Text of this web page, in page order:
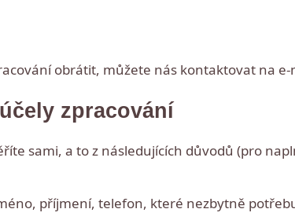
obrátit, můžete nás kontaktovat na e-
zpracování
sami, a to z následujících důvodů (pro
příjmení, telefon, které nezbytně